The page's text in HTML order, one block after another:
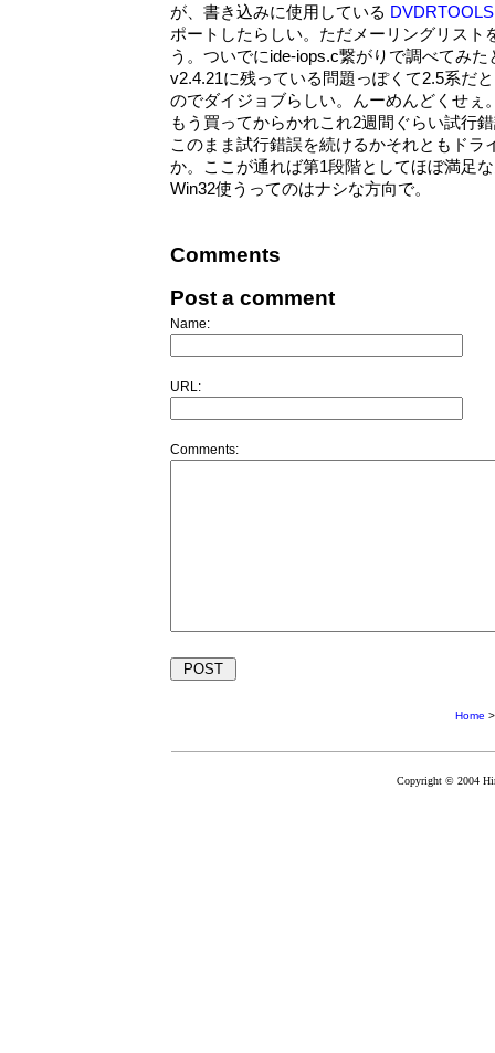
が、書き込みに使用している DVDRTOOLS
ポートしたらしい。ただメーリングリスト
う。ついでにide-iops.c繋がりで調べてみ
v2.4.21に残っている問題っぽくて2.5系だ
のでダイジョブらしい。んーめんどくせぇ
もう買ってからかれこれ2週間ぐらい試行
このまま試行錯誤を続けるかそれともドラ
か。ここが通れば第1段階としてほぼ満足
Win32使うってのはナシな方向で。
Comments
Post a comment
Name:
URL:
Comments:
Home
Copyright © 2004